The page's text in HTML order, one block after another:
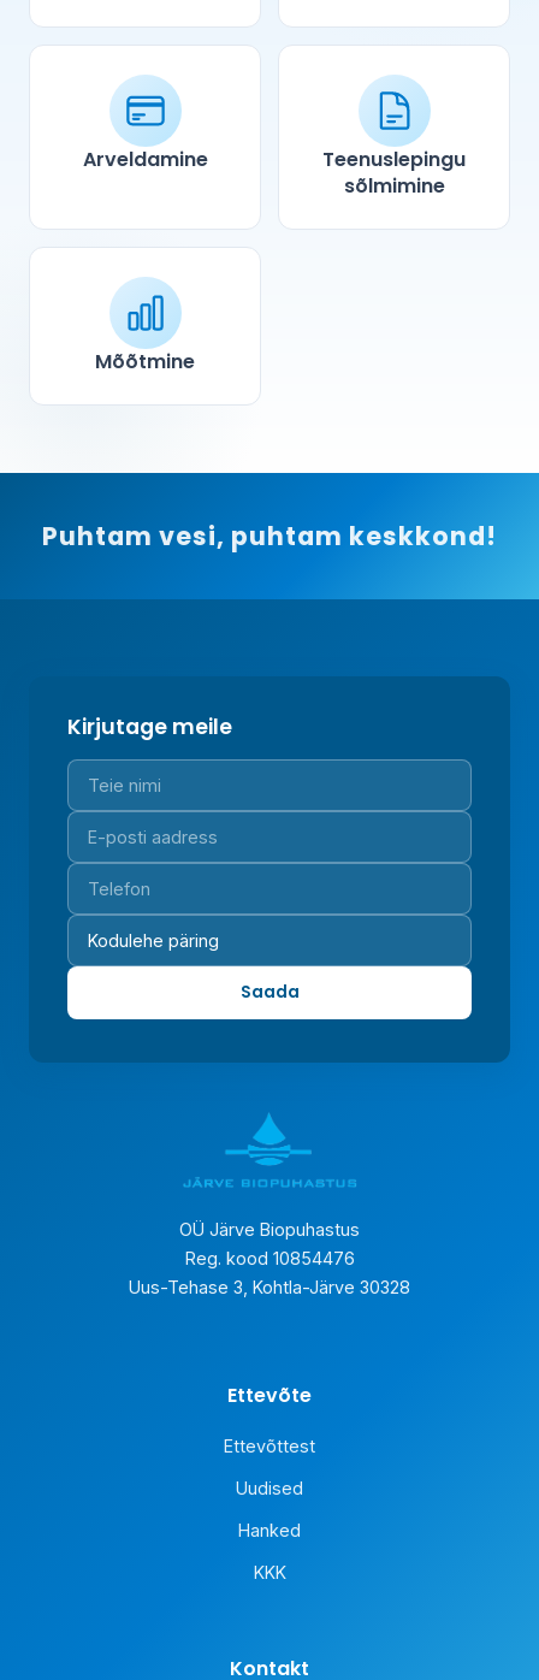
Arveldamine
Teenuslepingu
sõlmimine
Mõõtmine
Puhtam vesi, puhtam keskkond!
Kirjutage meile
Saada
OÜ Järve Biopuhastus
Reg. kood 10854476
Uus-Tehase 3, Kohtla-Järve 30328
Ettevõte
Ettevõttest
Uudised
Hanked
KKK
Kontakt